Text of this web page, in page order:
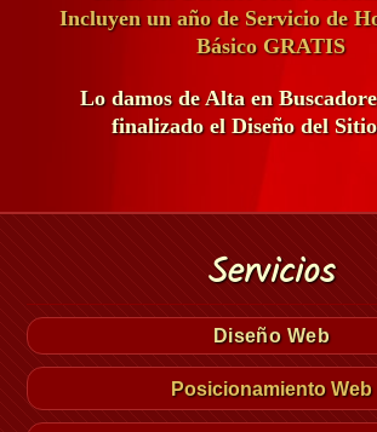
Incluyen un año de Servicio de
Básico GRATIS
Lo damos de Alta en
finalizado el Diseño del
Servicios
Diseño Web
Posicionamiento Web